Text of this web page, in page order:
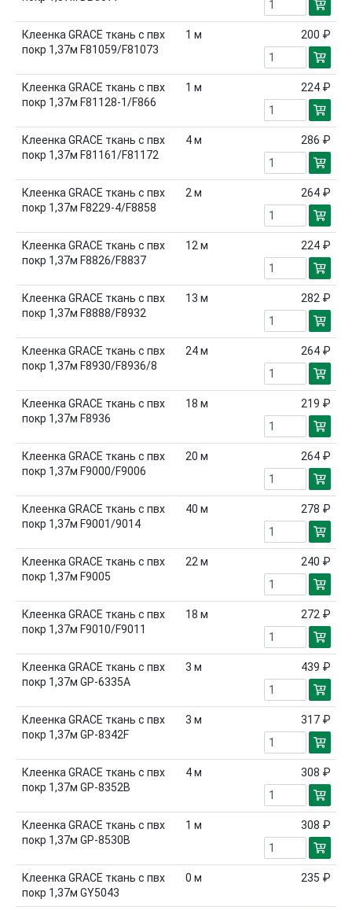
Клеенка GRACE ткань с пвх
покр 1,37м F81059/F81073
1 м 200 ₽
Клеенка GRACE ткань с пвх
покр 1,37м F81128-1/F866
1 м 224 ₽
Клеенка GRACE ткань с пвх
покр 1,37м F81161/F81172
4м 286 ₽
Клеенка GRACE ткань с пвх
покр 1,37м F8229-4/F8858
2м 264 ₽
Клеенка GRACE ткань с пвх
покр 1,37м F8826/F8837
12м 224 ₽
Клеенка GRACE ткань с пвх
покр 1,37м F8888/F8932
13 м 282 ₽
Клеенка GRACE ткань с пвх
покр 1,37м F8930/F8936/8
24м 264 ₽
Клеенка GRACE ткань с пвх
покр 1,37м F8936
18 м 219 ₽
Клеенка GRACE ткань с пвх
покр 1,37м F9000/F9006
20 м 264 ₽
Клеенка GRACE ткань с пвх
покр 1,37м F9001/9014
40 м 278 ₽
Клеенка GRACE ткань с пвх
покр 1,37м F9005
22м 240 ₽
Клеенка GRACE ткань с пвх
покр 1,37м F9010/F9011
18 м 272 ₽
Клеенка GRACE ткань с пвх
покр 1,37м GP-6335A
3 м 439 ₽
Клеенка GRACE ткань с пвх
покр 1,37м GP-8342F
3 м 317 ₽
Клеенка GRACE ткань с пвх
покр 1,37м GP-8352B
4м 308 ₽
Клеенка GRACE ткань с пвх
покр 1,37м GP-8530B
1 м 308 ₽
Клеенка GRACE ткань с пвх
покр 1,37м GY5043
0 м 235 ₽